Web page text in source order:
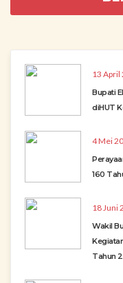
13 April
Bupati
diHUT
4 Mei
160
18 Juni
Wakil
Tahun